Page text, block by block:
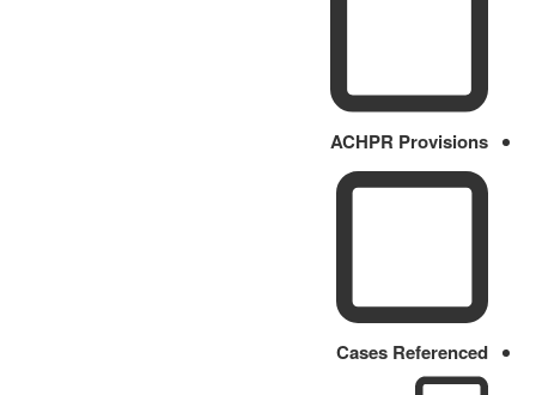
ACHPR Provisions
Cases Referenced